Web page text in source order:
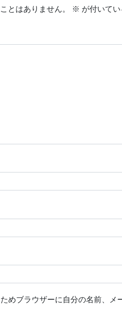
とはありません。 ※ が付いて
めブラウザーに自分の名前、メ